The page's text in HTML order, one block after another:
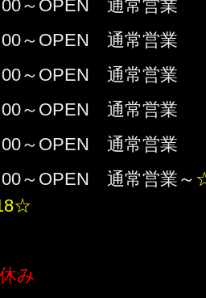
00～OPEN 通常営業
00～OPEN 通常営業
00～OPEN 通常営業
00～OPEN 通常営業
00～OPEN 通常営業
00～OPEN 通常営業～
み